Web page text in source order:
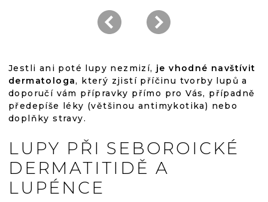
Jestli ani poté lupy nezmizí, je vhodné navštívit
dermatologa, který zjistí příčinu tvorby lupů a
doporučí vám přípravky přímo pro Vás, případně
předepíše léky (většinou antimykotika) nebo
doplňky stravy.
LUPY PŘI SEBOROICKÉ
DERMATITIDĚ A
LUPÉNCE